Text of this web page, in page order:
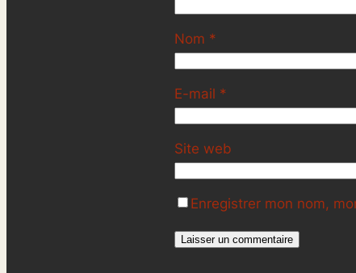
Nom *
E-mail *
Site web
Enregistrer mon nom,